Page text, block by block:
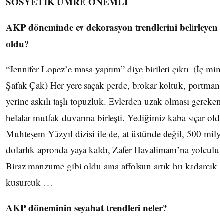
AKP döneminde ev dekorasyon trendlerini belirleyen
oldu?
“Jennifer Lopez’e masa yaptım” diye birileri çıktı. (İç
Şafak Çak) Her yere saçak perde, brokar koltuk,
yerine askılı taşlı topuzluk. Evlerden uzak olması
helalar mutfak duvarına birleşti. Yediğimiz kaba sıçar
Muhteşem Yüzyıl dizisi ile de, at üstünde değil, 500
dolarlık apronda yaya kaldı, Zafer Havalimanı’na
Biraz manzume gibi oldu ama affolsun artık bu kadarcık
kusurcuk …
AKP döneminin seyahat trendleri neler?